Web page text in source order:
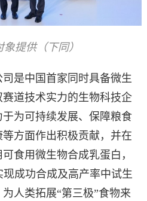
提供（下同）
是中国首家同时具备微生
道技术实力的生物科技企
为可持续发展、保障粮食
方面作出积极贡献，并在
食用微生物合成乳蛋白，
成功合成及高产率中试生
人类拓展“第三极”食物来